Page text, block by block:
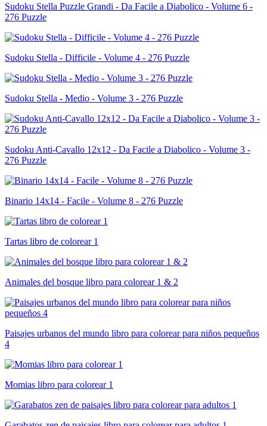
Sudoku Stella Puzzle Grandi - Da Facile a Diabolico - Volume 6 -
276 Puzzle
Sudoku Stella - Difficile - Volume 4 - 276 Puzzle
Sudoku Stella - Medio - Volume 3 - 276 Puzzle
Sudoku Anti-Cavallo 12x12 - Da Facile a Diabolico - Volume 3 -
276 Puzzle
Binario 14x14 - Facile - Volume 8 - 276 Puzzle
Tartas libro de colorear 1
Animales del bosque libro para colorear 1 & 2
Paisajes urbanos del mundo libro para colorear para niños pequeños
4
Momias libro para colorear 1